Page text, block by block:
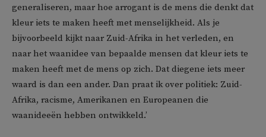
generaliseren, maar hoe arrogant is de mens die denkt dat
kleur iets te maken heeft met menselijkheid. Als je
bijvoorbeeld kijkt naar Zuid-Afrika in het verleden, en
naar het waanidee van bepaalde mensen dat kleur iets te
maken heeft met de mens op zich. Dat diegene iets meer
waard is dan een ander. Dan praat ik over politiek: Zuid-
Afrika, racisme, Amerikanen en Europeanen die
waanideeën hebben ontwikkeld.’